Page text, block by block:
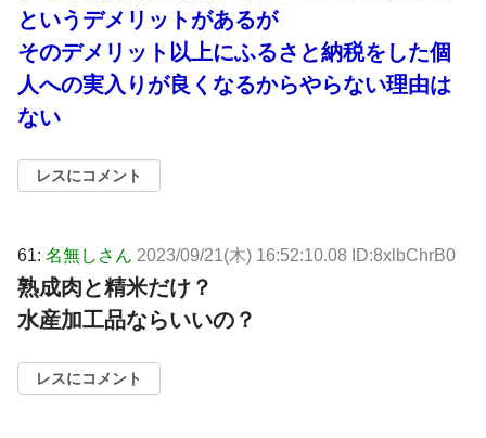
というデメリットがあるが
そのデメリット以上にふるさと納税をした個
人への実入りが良くなるからやらない理由は
ない
レスにコメント
61: 名無しさん 2023/09/21(木) 16:52:10.08 ID:8xlbChrB0
熟成肉と精米だけ？
水産加工品ならいいの？
レスにコメント